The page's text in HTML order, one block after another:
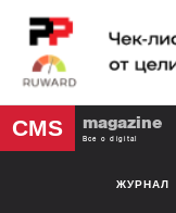
CMS magazine
Все о digital
ЖУРНАЛ